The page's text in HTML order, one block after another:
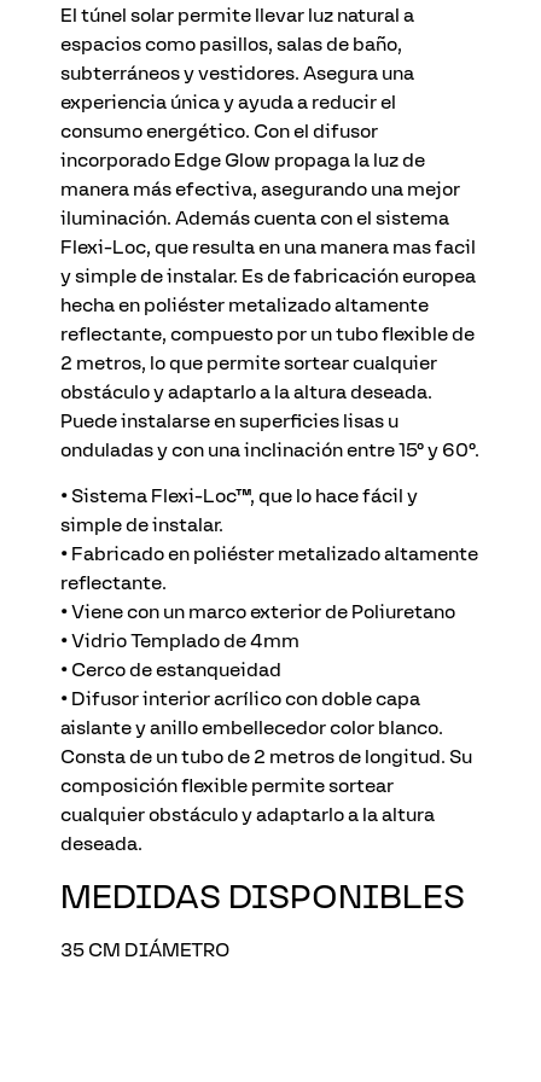
El túnel solar permite llevar luz natural a
espacios como pasillos, salas de baño,
subterráneos y vestidores. Asegura una
experiencia única y ayuda a reducir el
consumo energético. Con el difusor
incorporado Edge Glow propaga la luz de
manera más efectiva, asegurando una mejor
iluminación. Además cuenta con el sistema
Flexi-Loc, que resulta en una manera mas facil
y simple de instalar. Es de fabricación europea
hecha en poliéster metalizado altamente
reflectante, compuesto por un tubo flexible de
2 metros, lo que permite sortear cualquier
obstáculo y adaptarlo a la altura deseada.
Puede instalarse en superficies lisas u
onduladas y con una inclinación entre 15° y 60°.
• Sistema Flexi-Loc™, que lo hace fácil y
simple de instalar.
• Fabricado en poliéster metalizado altamente
reflectante.
• Viene con un marco exterior de Poliuretano
• Vidrio Templado de 4mm
• Cerco de estanqueidad
• Difusor interior acrílico con doble capa
aislante y anillo embellecedor color blanco.
Consta de un tubo de 2 metros de longitud. Su
composición flexible permite sortear
cualquier obstáculo y adaptarlo a la altura
deseada.
MEDIDAS DISPONIBLES
35 CM DIÁMETRO